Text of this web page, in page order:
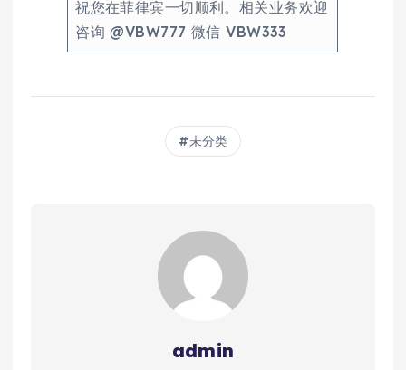
祝您在菲律宾一切顺利。相关业务欢迎
咨询 @VBW777 微信 VBW333
未分类
admin